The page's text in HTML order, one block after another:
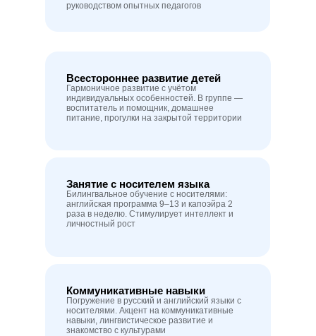
Занятие с носителем языка
Билингвальное обучение с носителями:
английская программа 9–13 и капоэйра 2
раза в неделю. Стимулирует интеллект и
личностный рост
Всестороннее развитие детей
Гармоничное развитие с учётом
индивидуальных особенностей. В группе —
воспитатель и помощник, домашнее
питание, прогулки на закрытой территории
Коммуникативные навыки
Погружение в русский и английский языки с
носителями. Акцент на коммуникативные
навыки, лингвистическое развитие и
знакомство с культурами
руководством опытных педагогов